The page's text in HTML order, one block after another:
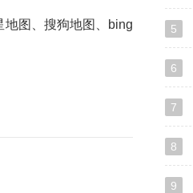
图、搜狗地图、bing 5
6
7
8
9